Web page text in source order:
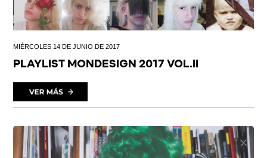
MIÉRCOLES 14 DE JUNIO DE 2017
PLAYLIST MONDESIGN 2017 VOL.II